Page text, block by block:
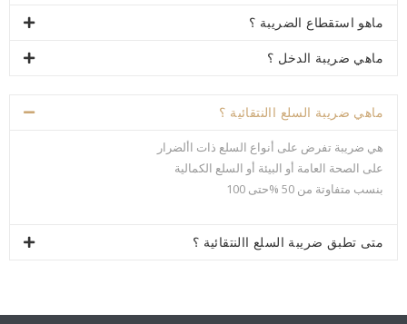
ماهو استقطاع الضريبة ؟
ماهي ضريبة الدخل ؟
ماهي ضريبة السلع االنتقائية ؟
هي ضريبة تفرض على أنواع السلع ذات األضرار
على الصحة العامة أو البيئة أو السلع الكمالية
بنسب متفاوتة من 50 %حتى 100
متى تطبق ضريبة السلع االنتقائية ؟